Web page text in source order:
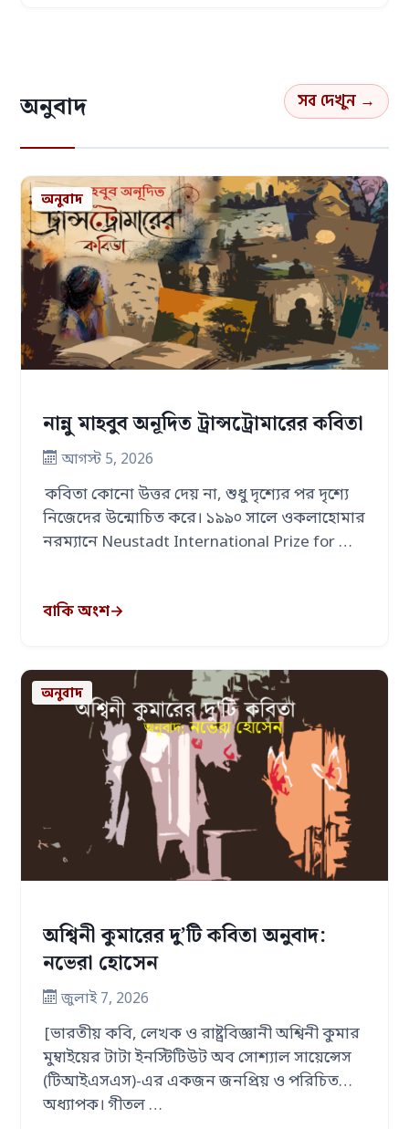
অনুবাদ সব দেখুন →
অনুবাদ
নান্নু মাহবুব অনূদিত ট্রান্সট্রোমারের কবিতা
আগস্ট 5, 2026
কবিতা কোনো উত্তর দেয় না, শুধু দৃশ্যের পর দৃশ্যে
নিজেদের উন্মোচিত করে। ১৯৯০ সালে ওকলাহোমার
নরম্যানে Neustadt International Prize for …
বাকি অংশ→
অনুবাদ
অশ্বিনী কুমারের দু’টি কবিতা অনুবাদ:
নভেরা হোসেন
জুলাই 7, 2026
[ভারতীয় কবি, লেখক ও রাষ্ট্রবিজ্ঞানী অশ্বিনী কুমার
মুম্বাইয়ের টাটা ইনস্টিটিউট অব সোশ্যাল সায়েন্সেস
(টিআইএসএস)-এর একজন জনপ্রিয় ও পরিচিত
অধ্যাপক। গীতল …